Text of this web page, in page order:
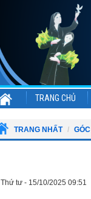
TRANG CHỦ
TRANG NHẤT
Thứ tư - 15/10/2025 09:51